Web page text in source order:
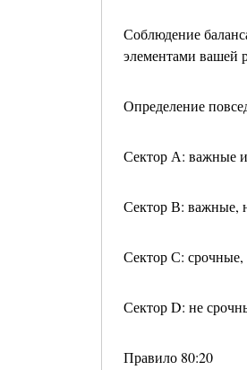
Соблюдение
элементами вашей
Определение
Сектор А: важные
Сектор В: важные,
Сектор С: срочные,
Сектор D: не
Правило 80:20